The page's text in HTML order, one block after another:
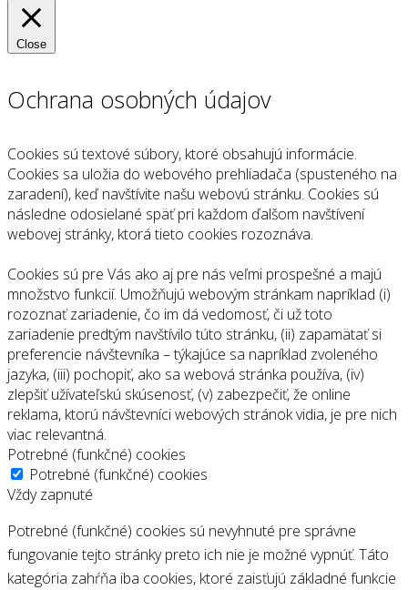
Close
Ochrana osobných údajov
Cookies sú textové súbory, ktoré obsahujú informácie.
Cookies sa uložia do webového prehliadača (spusteného na
zaradení), keď navštívite našu webovú stránku. Cookies sú
následne odosielané späť pri každom ďalšom navštívení
webovej stránky, ktorá tieto cookies rozoznáva.
Cookies sú pre Vás ako aj pre nás veľmi prospešné a majú
množstvo funkcií. Umožňujú webovým stránkam napríklad (i)
rozoznať zariadenie, čo im dá vedomosť, či už toto
zariadenie predtým navštívilo túto stránku, (ii) zapamätať si
preferencie návštevníka – týkajúce sa napríklad zvoleného
jazyka, (iii) pochopiť, ako sa webová stránka používa, (iv)
zlepšiť užívateľskú skúsenosť, (v) zabezpečiť, že online
reklama, ktorú návštevníci webových stránok vidia, je pre nich
viac relevantná.
Potrebné (funkčné) cookies
Potrebné (funkčné) cookies
Vždy zapnuté
Potrebné (funkčné) cookies sú nevyhnuté pre správne
fungovanie tejto stránky preto ich nie je možné vypnúť. Táto
kategória zahŕňa iba cookies, ktoré zaisťujú základné funkcie